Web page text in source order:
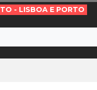
- LISBOA E PORTO